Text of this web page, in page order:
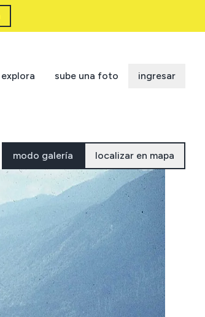
explora sube una foto ingresar
modo galería localizar en mapa